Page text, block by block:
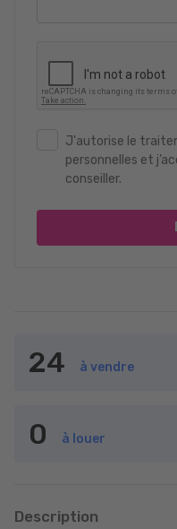
J'autorise le
personnelles et
conseiller.
24 à vendre
0 à louer
Description